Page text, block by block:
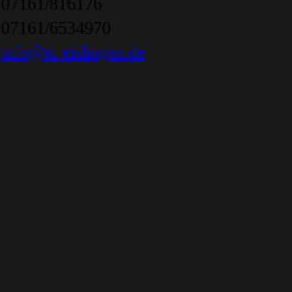
07161/816176
07161/6534970
info@tc-eislingen.de